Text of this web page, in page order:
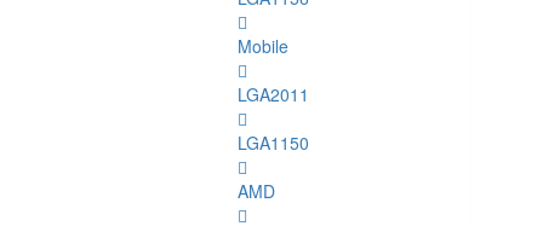
Mobile
LGA2011
LGA1150
AMD